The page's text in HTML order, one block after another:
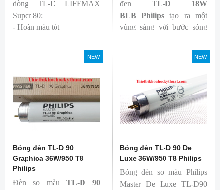
dòng TL-D LIFEMAX
Super 80:
- Hoàn màu tốt
cả ban đầu và trong suốt
tuổi thọ của bóng đèn, với
thông cao
- Tạo ra từ màu trắng ấm
đến ánh sáng ban ngày mát
mẻ
đen TL-D 18W
BLB
Philips tạo ra một
vùng sáng với bước sóng
sắc trực quan. Giúp người
dùng có thể phát hiện và
và keo trong sản phẩm.
NEW
Bóng đèn TL-D 90
Graphica 36W/950 T8
Philips
Đèn so màu TL-D 90
NEW
Bóng đèn TL-D 90 De
Luxe 36W/950 T8 Philips
Bóng đèn so màu Philips
Master De Luxe TL-D90